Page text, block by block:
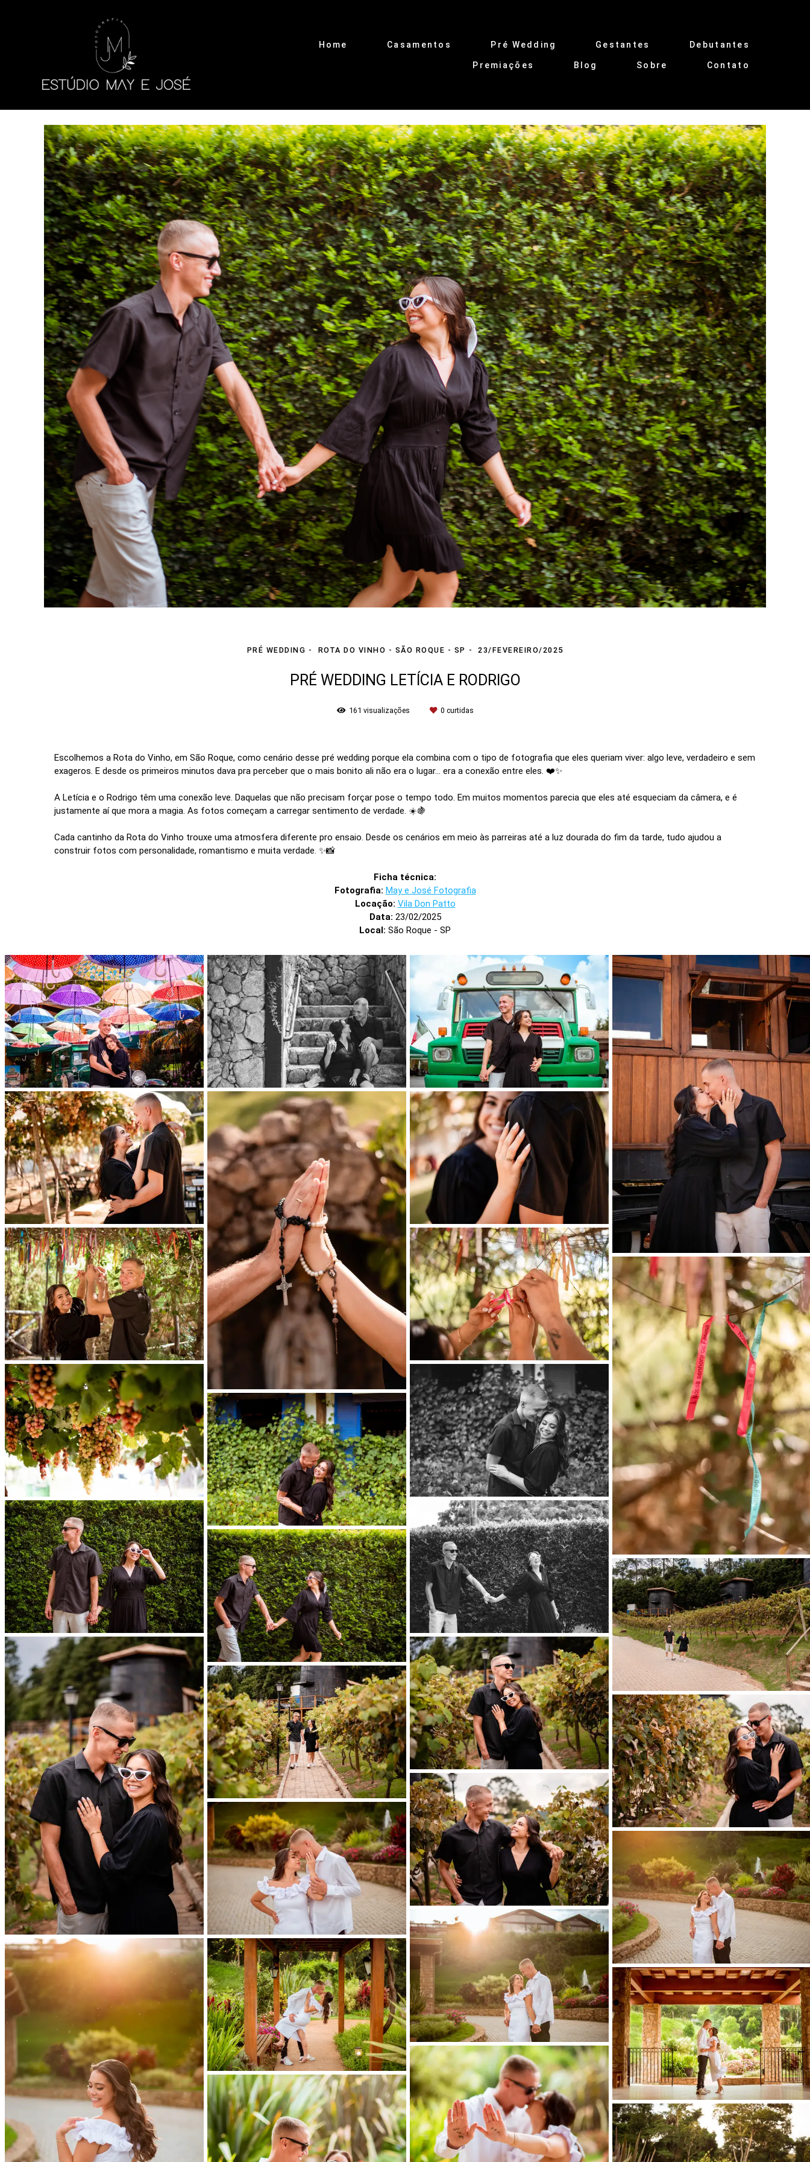
Home Casamentos Pré Wedding Gestantes Debutantes
Premiações Blog Sobre Contato
PRÉ WEDDING ROTA DO VINHO - SÃO ROQUE - SP 23/FEVEREIRO/2025
PRÉ WEDDING LETÍCIA E RODRIGO
161 visualizações 0 curtidas
Escolhemos a Rota do Vinho, em São Roque, como cenário desse pré wedding porque ela combina com o tipo de fotografia que eles queriam viver: algo leve, verdadeiro e sem
exageros. E desde os primeiros minutos dava pra perceber que o mais bonito ali não era o lugar… era a conexão entre eles. ❤️✨
A Letícia e o Rodrigo têm uma conexão leve. Daquelas que não precisam forçar pose o tempo todo. Em muitos momentos parecia que eles até esqueciam da câmera, e é
justamente aí que mora a magia. As fotos começam a carregar sentimento de verdade. ☀️🍇
Cada cantinho da Rota do Vinho trouxe uma atmosfera diferente pro ensaio. Desde os cenários em meio às parreiras até a luz dourada do fim da tarde, tudo ajudou a
construir fotos com personalidade, romantismo e muita verdade. ✨📸
Ficha técnica:
Fotografia: May e José Fotografia
Locação: Vila Don Patto
Data: 23/02/2025
Local: São Roque - SP